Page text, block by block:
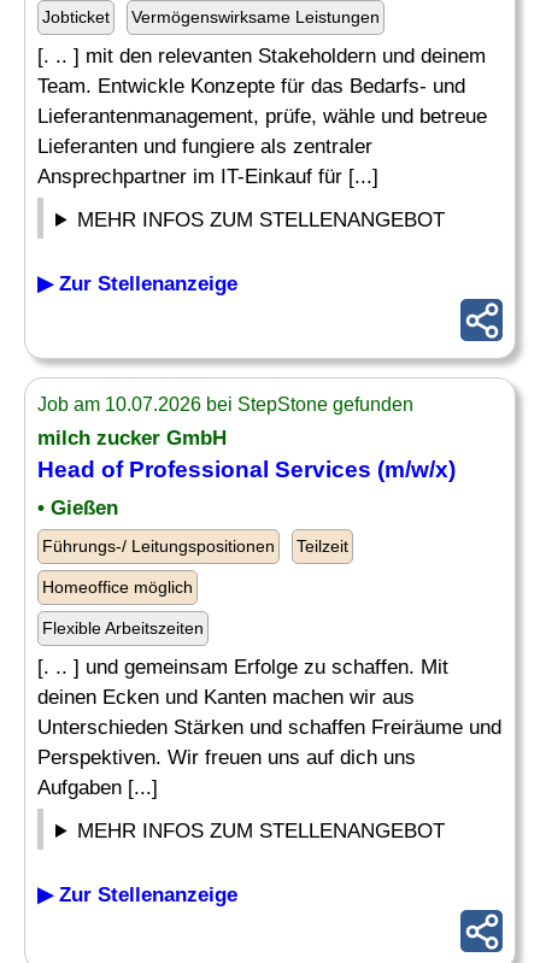
Jobticket Vermögenswirksame Leistungen
[. .. ] mit den relevanten Stakeholdern und deinem
Team. Entwickle Konzepte für das Bedarfs- und
Lieferantenmanagement, prüfe, wähle und betreue
Lieferanten und fungiere als zentraler
Ansprechpartner im IT-Einkauf für [...]
MEHR INFOS ZUM STELLENANGEBOT
▶ Zur Stellenanzeige
Job am 10.07.2026 bei StepStone gefunden
milch zucker GmbH
Head of Professional Services (m/w/x)
• Gießen
Führungs-/ Leitungspositionen Teilzeit
Homeoffice möglich
Flexible Arbeitszeiten
[. .. ] und gemeinsam Erfolge zu schaffen. Mit
deinen Ecken und Kanten machen wir aus
Unterschieden Stärken und schaffen Freiräume und
Perspektiven. Wir freuen uns auf dich uns
Aufgaben [...]
MEHR INFOS ZUM STELLENANGEBOT
▶ Zur Stellenanzeige